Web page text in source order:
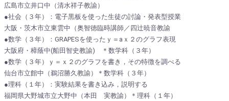
広島市立井口中（清水祥子教諭）
●社会（３年）：電子黒板を使った生徒の討論・発表型授業
大阪・茨木市立東雲中（奥智徳臨時講師／四辻暁音教諭
●数学（３年）：GRAPESを使ったｙ＝aｘ２のグラフ表現
大阪府・樟蔭中(船田智史教諭) ＊数学科（３年）
●数学（３年）ｙ＝ｘ２のグラフを書き，その特徴を調べる
仙台市立館中（鵜沼勝久教諭）＊数学科（３年）
●理科（１年）：実験結果を書き込み，説明する
福岡県大野城市立大野中（本田 実教諭）＊理科（１年）